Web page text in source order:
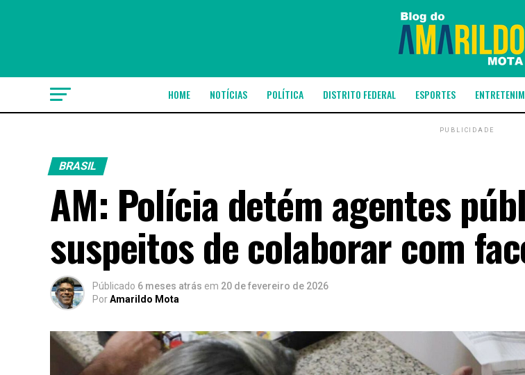
HOME NOTÍCIAS POLÍTICA DISTRITO FEDERAL ESPORTES
PUBLICIDADE
BRASIL
AM: Polícia detém agentes
suspeitos de colaborar com
Públicado 6 meses atrás em 20 de fevereiro de 2026
PorAmarildo Mota